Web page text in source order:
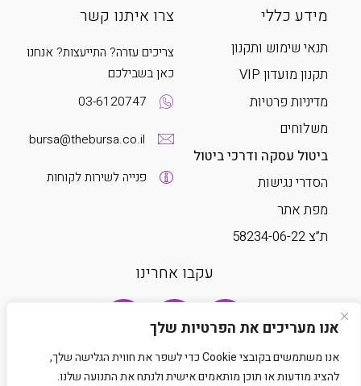
אנו מעריכים את הפרטיות שלך
אנו משתמשים בקובצי Cookie כדי לשפר את חווית הגלישה שלך,
להציג מודעות או תוכן מותאמים אישית ולנתח את התנועה שלנו.
מידע כללי
תנאי שימוש ותקנון
תקנון מועדון VIP
מדיניות פרטיות
משלוחים
ביטול עסקה ודרכי ביטול
הסדרי נגישות
מפת אתר
ת”צ 58234-06-22
צרו איתנו קשר
צריכים עזרה? התייעצות? אנחנו
כאן בשבילכם
03-6120747
bursa@thebursa.co.il
פנייה לשירות לקוחות
עקבו אחרינו